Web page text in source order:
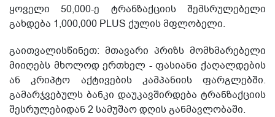
ყოველი 50,000-ე ტრანზაქციის შემსრულებელი
გახდება 1,000,000 PLUS ქულის მფლობელი.
გაითვალისწინეთ: მთავარი პრიზს მომხმარებელი
მიიღებს მხოლოდ ერთხელ - ფასიანი ქაღალდების
ან კრიპტო აქტივების კამპანიის ფარგლებში.
გამარჯვებულს ბანკი დაუკავშირდება ტრანზაქციის
შესრულებიდან 2 სამუშაო დღის განმავლობაში.